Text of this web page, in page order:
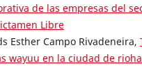
de las empresas del
Libre
Esther Campo Rivadeneira,
wayuu en la ciudad de